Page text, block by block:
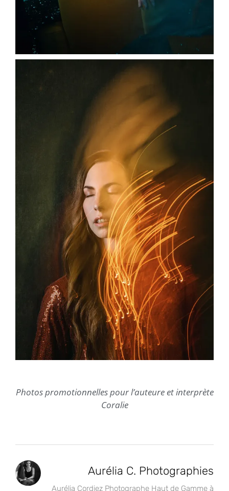
Photos promotionnelles pour l’auteure et interprète
Coralie
Aurélia C. Photographies
Aurélia Cordiez Photographe Haut de Gamme à